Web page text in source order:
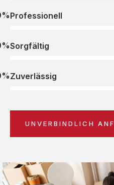
Professionell
Sorgfältig
Zuverlässig
UNVERBINDLICH